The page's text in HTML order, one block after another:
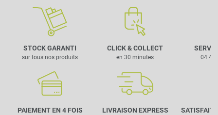
STOCK GARANTI
sur tous nos produits
CLICK & COLLECT
en 30 minutes
PAIEMENT EN 4 FOIS LIVRAISON EXPRESS
04 42
SATISFAIT